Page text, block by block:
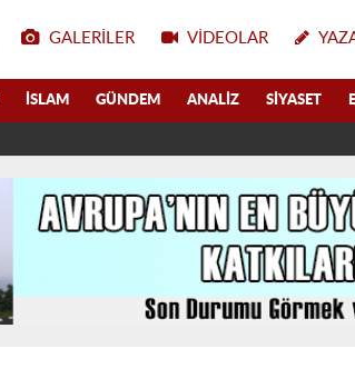
GALERILER VIDEOLAR
İSLAM GÜNDEM ANALIZ SIYASET